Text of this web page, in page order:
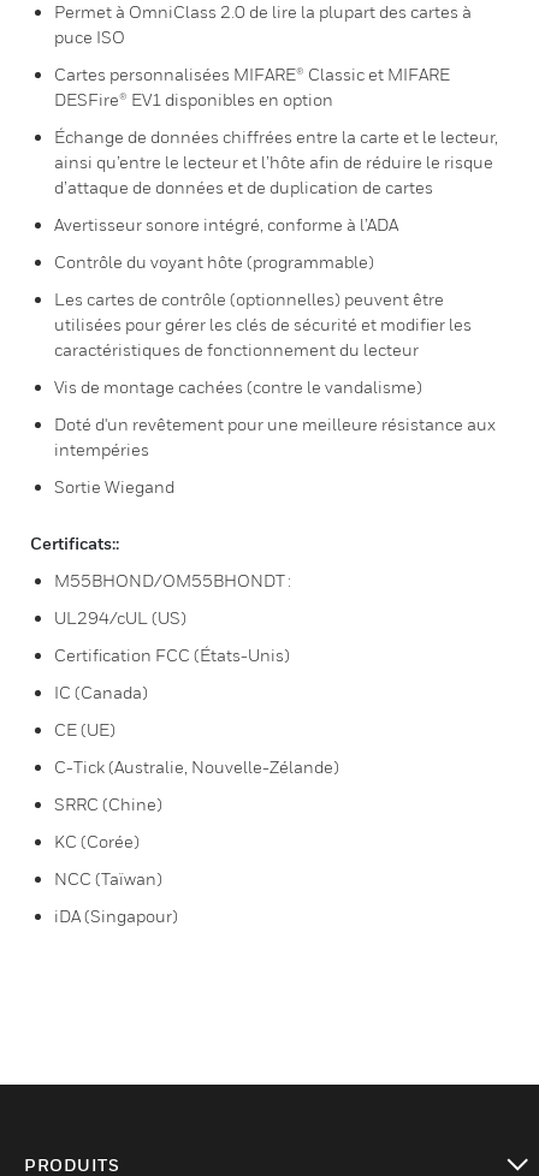
Permet à OmniClass 2.0 de lire la plupart des cartes à
puce ISO
Cartes personnalisées MIFARE® Classic et MIFARE
DESFire® EV1 disponibles en option
Échange de données chiffrées entre la carte et le lecteur,
ainsi qu’entre le lecteur et l’hôte afin de réduire le risque
d’attaque de données et de duplication de cartes
Avertisseur sonore intégré, conforme à l’ADA
Contrôle du voyant hôte (programmable)
Les cartes de contrôle (optionnelles) peuvent être
utilisées pour gérer les clés de sécurité et modifier les
caractéristiques de fonctionnement du lecteur
Vis de montage cachées (contre le vandalisme)
Doté d'un revêtement pour une meilleure résistance aux
intempéries
Sortie Wiegand
Certificats::
M55BHOND/OM55BHONDT :
UL294/cUL (US)
Certification FCC (États-Unis)
IC (Canada)
CE (UE)
C-Tick (Australie, Nouvelle-Zélande)
SRRC (Chine)
KC (Corée)
NCC (Taïwan)
iDA (Singapour)
PRODUITS